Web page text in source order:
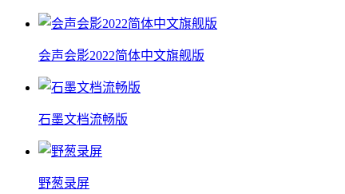
会声会影2022简体中文旗舰版
石墨文档流畅版
野葱录屏